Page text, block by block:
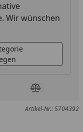
Wir wünschen
Produkt
Artikel-Nr.: 5704392